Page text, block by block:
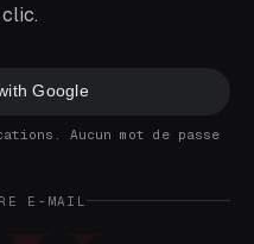
Google
Aucun mot de passe
E-MAIL